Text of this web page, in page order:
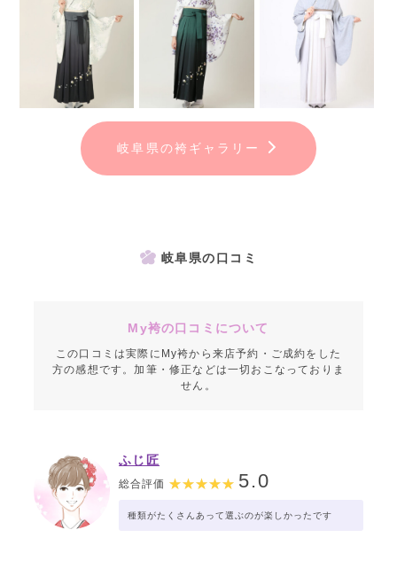
岐阜県の袴ギャラリー
岐阜県の口コミ
My袴の口コミについて
この口コミは実際にMy袴から来店予約・ご成約をした
方の感想です。加筆・修正などは一切おこなっておりま
せん。
ふじ匠
総合評価 5.0
種類がたくさんあって選ぶのが楽しかったです